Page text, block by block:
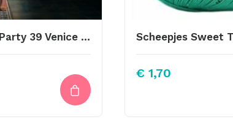
Yarn After Party 39 Venice Wrap
€ 1,70